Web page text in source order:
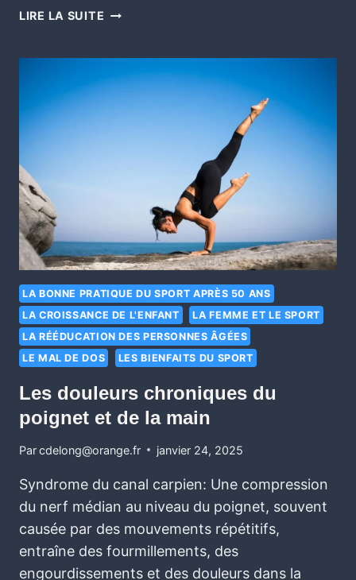
LIRE LA SUITE
LA BONNE PRATIQUE DU SPORT APRÈS 50 ANS
LA CROISSANCE DE L'ENFANT
LA FEMME ET LE SPORT
LA RÉÉDUCATION DES PERSONNES ÂGÉES
LE MAL DE DOS
LES BIENFAITS DU SPORT
Les douleurs chroniques du
poignet et de la main
Parcdelong@orange.fr janvier 24, 2025
Syndrome du canal carpien: Une compression
du nerf médian au niveau du poignet, souvent
causée par des mouvements répétitifs,
entraîne des fourmillements, des
engourdissements et des douleurs dans la